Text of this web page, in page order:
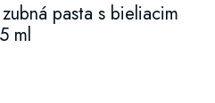
pasta s bieliacim
ml